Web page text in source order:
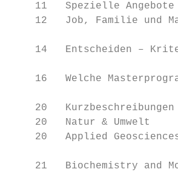
11   Spezielle
12   Job, Familie und
14   Entscheiden –
16   Welche
20
20   Natur & Umwelt
20   Applied
21   Biochemistry and